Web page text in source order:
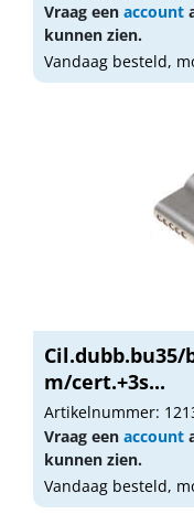
Vraag een account
kunnen zien.
Vandaag besteld,
Cil.dubb.bu35/
m/cert.+3s...
Artikelnummer:
Vraag een account
kunnen zien.
Vandaag besteld,